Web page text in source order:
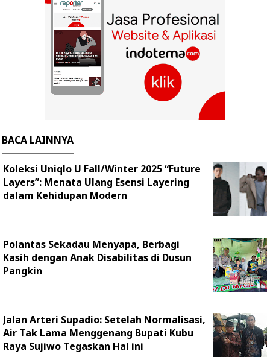
BACA LAINNYA
Koleksi Uniqlo U Fall/Winter 2025 “Future
Layers”: Menata Ulang Esensi Layering
dalam Kehidupan Modern
Polantas Sekadau Menyapa, Berbagi
Kasih dengan Anak Disabilitas di Dusun
Pangkin
Jalan Arteri Supadio: Setelah Normalisasi,
Air Tak Lama Menggenang Bupati Kubu
Raya Sujiwo Tegaskan Hal ini